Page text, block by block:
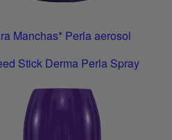
Manchas* Perla aerosol
Stick Derma Perla Spray